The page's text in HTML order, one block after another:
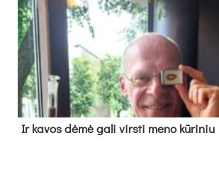
Ir ka­vos dė­mė ga­li virs­ti me­no kū­ri­niu